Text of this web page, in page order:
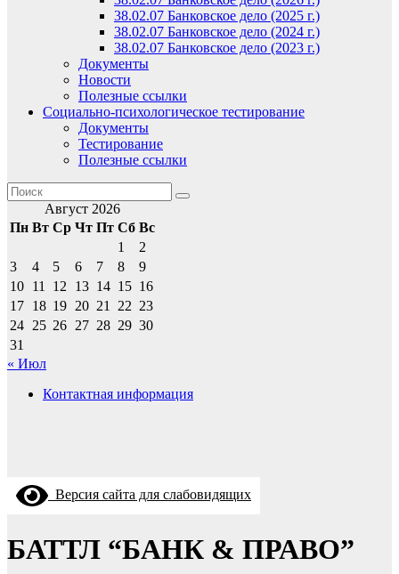
38.02.07 Банковское дело (2025 г.)
38.02.07 Банковское дело (2024 г.)
38.02.07 Банковское дело (2023 г.)
Документы
Новости
Полезные ссылки
Социально-психологическое тестирование
Документы
Тестирование
Полезные ссылки
Август 2026
Пн Вт Ср Чт Пт Сб Вс
1
2
3
4 5 6 7 8
9
10 11 12 13 14 15 16
17 18 19 20 21 22 23
24 25 26 27 28 29 30
31
« Июл
Контактная информация
Версия сайта для слабовидящих
БАТТЛ “БАНК & ПРАВО”